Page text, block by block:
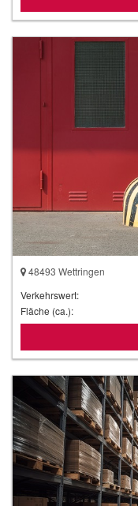
48493 Wettringen
Verkehrswert:
Fläche (ca.):